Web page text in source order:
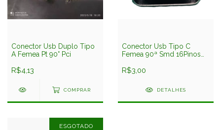
Conector Usb Duplo Tipo
A Femea Pt 90° Pci
R$4,13
COMPRAR
Conector Usb Tipo C
Femea 90ª Smd 16Pinos
R$3,00
DETALHES
ESGOTADO